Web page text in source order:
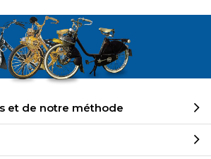
et de notre méthode